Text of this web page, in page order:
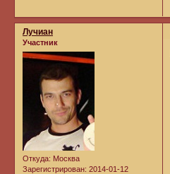
Лучиан
Участник
Откуда: Москва
Зарегистрирован: 2014-01-12